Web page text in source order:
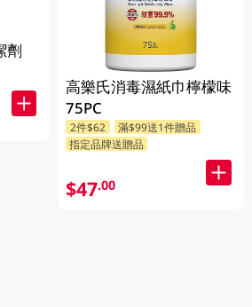
劑
高樂氏消毒濕紙巾檸檬味
75PC
2件$62
滿$99送1件贈品
指定品牌送贈品
$47.00